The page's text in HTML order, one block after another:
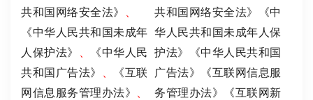
共和国网络安全法》 、
《中华人民共和国未成年
人保护法》 、
《中华人民
共和国广告法》 、
《互联
网信息服务管理办法》 、
共和国网络安全法》《中
华人民共和国未成年人保
护法》《中华人民共和国
广告法》《互联网信息服
务管理办法》《互联网新